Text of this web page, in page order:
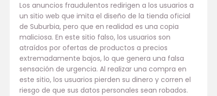
Los anuncios fraudulentos redirigen a los usuarios a
un sitio web que imita el diseño de la tienda oficial
de Suburbia, pero que en realidad es una copia
maliciosa. En este sitio falso, los usuarios son
atraídos por ofertas de productos a precios
extremadamente bajos, lo que genera una falsa
sensación de urgencia. Al realizar una compra en
este sitio, los usuarios pierden su dinero y corren el
riesgo de que sus datos personales sean robados.